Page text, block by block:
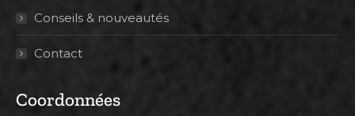
Conseils & nouveautés
Contact
Coordonnées